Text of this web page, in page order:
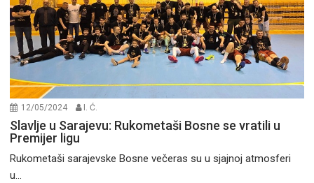
12/05/2024 I. Ć.
Slavlje u Sarajevu: Rukometaši Bosne se vratili u
Premijer ligu
Rukometaši sarajevske Bosne večeras su u sjajnoj atmosferi
u...